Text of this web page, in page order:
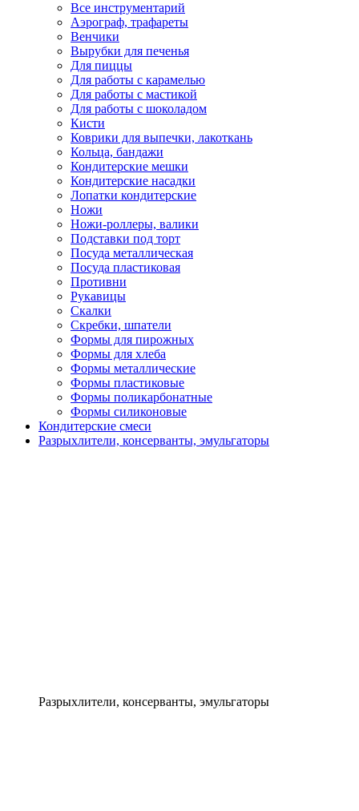
Все инструментарий
Аэрограф, трафареты
Венчики
Вырубки для печенья
Для пиццы
Для работы с карамелью
Для работы с мастикой
Для работы с шоколадом
Кисти
Коврики для выпечки, лакоткань
Кольца, бандажи
Кондитерские мешки
Кондитерские насадки
Лопатки кондитерские
Ножи
Ножи-роллеры, валики
Подставки под торт
Посуда металлическая
Посуда пластиковая
Противни
Рукавицы
Скалки
Скребки, шпатели
Формы для пирожных
Формы для хлеба
Формы металлические
Формы пластиковые
Формы поликарбонатные
Формы силиконовые
Кондитерские смеси
Разрыхлители, консерванты, эмульгаторы
Разрыхлители, консерванты, эмульгаторы